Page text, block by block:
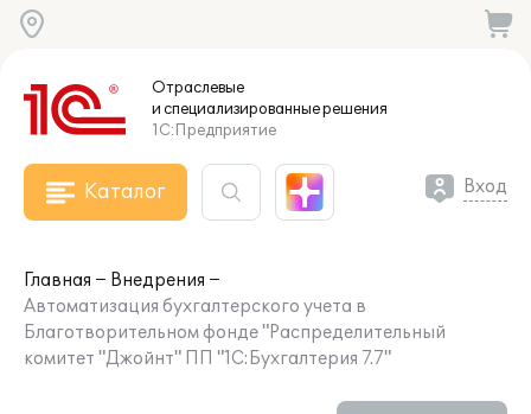
Отраслевые
и специализированныерешения
1С:Предприятие
Каталог Вход
Главная
Внедрения
Автоматизация бухгалтерского учета в
Благотворительном фонде "Распределительный
комитет "Джойнт" ПП "1С:Бухгалтерия 7.7"